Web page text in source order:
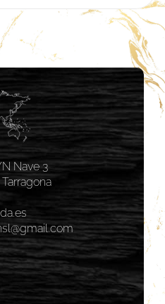
Nave 3